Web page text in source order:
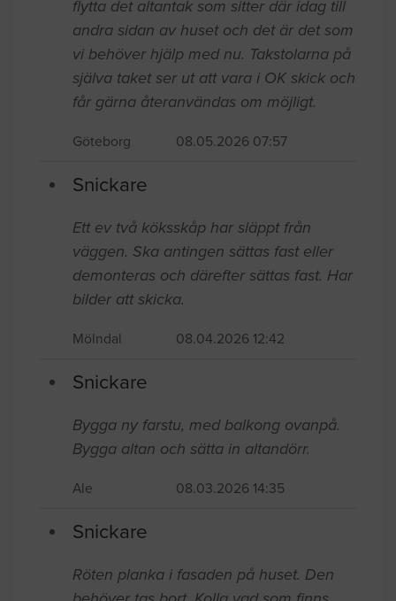
flytta det altantak som sitter där idag till
andra sidan av huset och det är det som
vi behöver hjälp med nu. Takstolarna på
själva taket ser ut att vara i OK skick och
får gärna återanvändas om möjligt.
Göteborg 08.05.2026 07:57
Snickare
Ett ev två köksskåp har släppt från
väggen. Ska antingen sättas fast eller
demonteras och därefter sättas fast. Har
bilder att skicka.
Mölndal 08.04.2026 12:42
Snickare
Bygga ny farstu, med balkong ovanpå.
Bygga altan och sätta in altandörr.
Ale 08.03.2026 14:35
Snickare
Röten planka i fasaden på huset. Den